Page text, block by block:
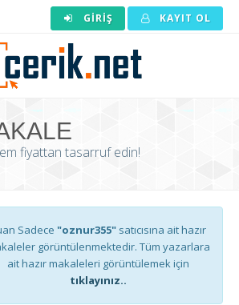
GIRIŞ KAYIT OL
fiyattan tasarruf edin!
Sadece "oznur355"satıcısına ait hazır
görüntülenmektedir. Tüm yazarlara
ait hazır makaleleri görüntülemek için
tıklayınız..